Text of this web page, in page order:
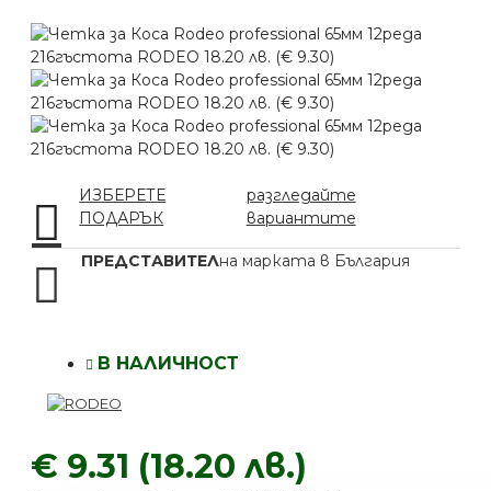
ИЗБЕРЕТЕ
ПОДАРЪК
разгледайте
вариантите
ПРЕДСТАВИТЕЛна марката в България
€ 9.31 (18.20 лв.)
В НАЛИЧНОСТ